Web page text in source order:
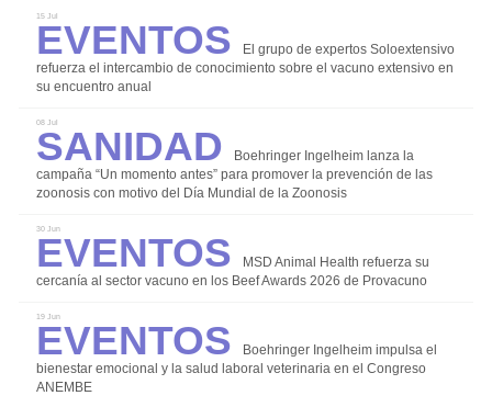
REGISTRO
Comercialización
Investigación
Manejo y Bienestar Animal
15 Jul
Eventos
El grupo de expertos Soloextensivo
refuerza el intercambio de conocimiento sobre el vacuno extensivo en
su encuentro anual
08 Jul
Sanidad
Boehringer Ingelheim lanza la
campaña “Un momento antes” para promover la prevención de las
zoonosis con motivo del Día Mundial de la Zoonosis
30 Jun
Eventos
MSD Animal Health refuerza su
cercanía al sector vacuno en los Beef Awards 2026 de Provacuno
19 Jun
Eventos
Boehringer Ingelheim impulsa el
bienestar emocional y la salud laboral veterinaria en el Congreso
ANEMBE